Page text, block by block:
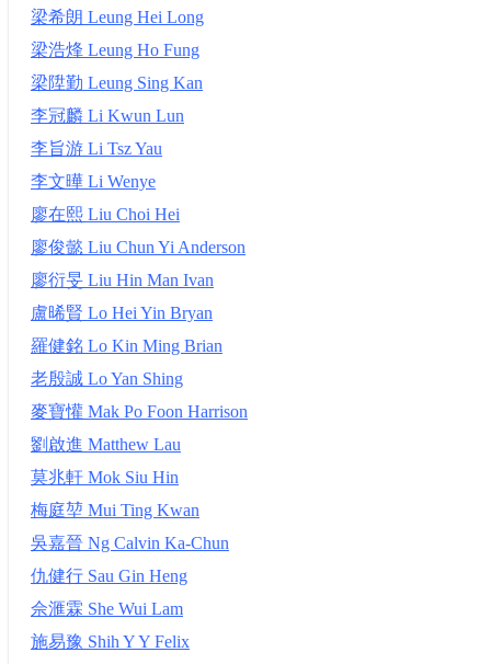
梁希朗 Leung Hei Long
梁浩烽 Leung Ho Fung
梁陞勤 Leung Sing Kan
李冠麟 Li Kwun Lun
李旨游 Li Tsz Yau
李文曄 Li Wenye
廖在熙 Liu Choi Hei
廖俊懿 Liu Chun Yi Anderson
廖衍旻 Liu Hin Man Ivan
盧晞賢 Lo Hei Yin Bryan
羅健銘 Lo Kin Ming Brian
老殷誠 Lo Yan Shing
麥寶懽 Mak Po Foon Harrison
劉啟進 Matthew Lau
莫兆軒 Mok Siu Hin
梅庭堃 Mui Ting Kwan
吳嘉晉 Ng Calvin Ka-Chun
仇健行 Sau Gin Heng
佘滙霖 She Wui Lam
施易豫 Shih Y Y Felix